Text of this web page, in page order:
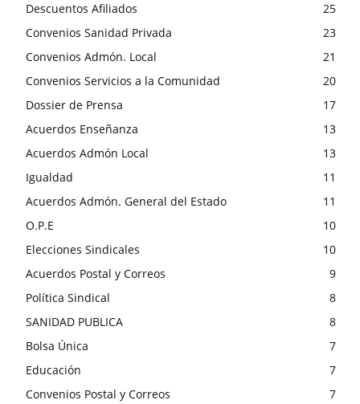
Descuentos Afiliados
25
Convenios Sanidad Privada
23
Convenios Admón. Local
21
Convenios Servicios a la Comunidad
20
Dossier de Prensa
17
Acuerdos Enseñanza
13
Acuerdos Admón Local
13
Igualdad
11
Acuerdos Admón. General del Estado
11
O.P.E
10
Elecciones Sindicales
10
Acuerdos Postal y Correos
9
Política Sindical
8
SANIDAD PUBLICA
8
Bolsa Única
7
Educación
7
Convenios Postal y Correos
7